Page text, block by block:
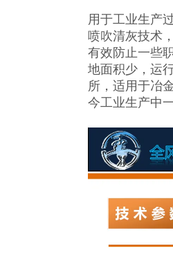
用于工业生产
喷吹清灰技术
有效防止一些
地面积少，运
所，适用于冶
今工业生产中